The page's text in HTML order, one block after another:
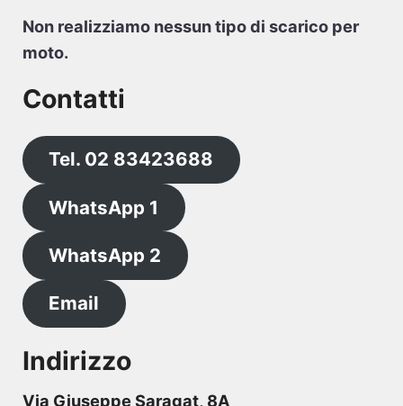
Non realizziamo nessun tipo di scarico per
moto.
Contatti
Tel. 02 83423688
WhatsApp 1
WhatsApp 2
Email
Indirizzo
Via Giuseppe Saragat, 8A